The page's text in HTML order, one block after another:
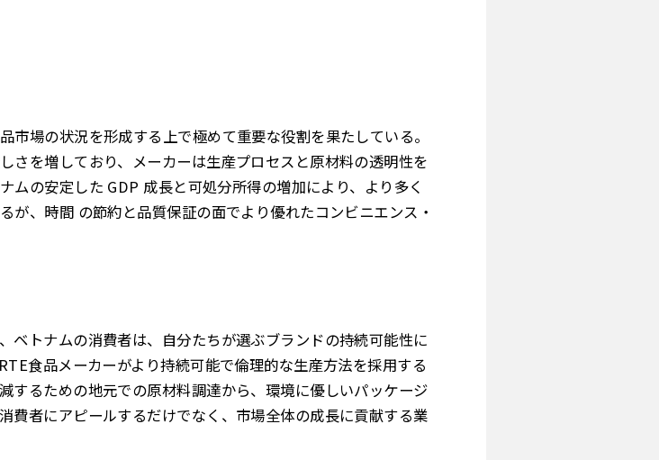
場の状況を形成する上で極めて重要な役割を果たしている。
さを増しており、メーカーは生産プロセスと原材料の透明性を
ムの安定した GDP 成長と可処分所得の増加により、より多く
が、時間 の節約と品質保証の面でより優れたコンビニエンス・
ベトナムの消費者は、自分たちが選ぶブランドの持続可能性に
食品メーカーがより持続可能で倫理的な生産方法を採用する
するための地元での原材料調達から、環境に優しいパッケージ
費者にアピールするだけでなく、市場全体の成長に貢献する業